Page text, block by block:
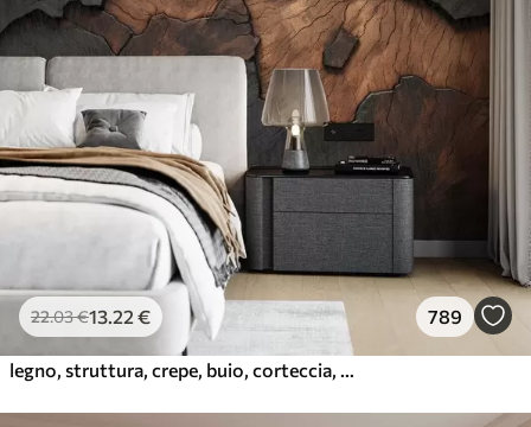
22.03€13 .22 € 789